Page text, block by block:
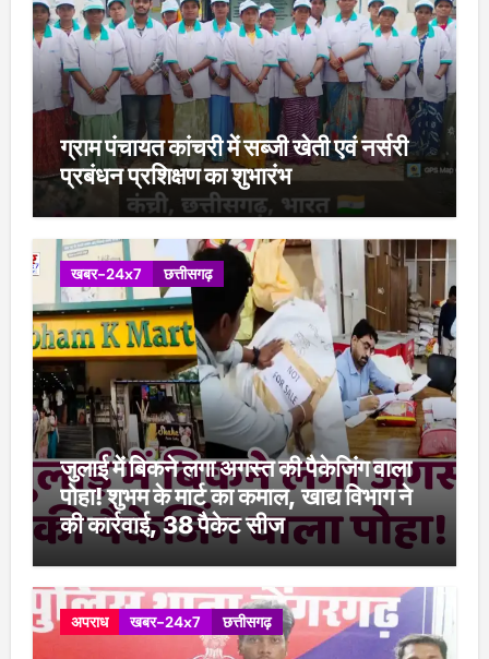
ग्राम पंचायत कांचरी में सब्जी खेती एवं नर्सरी
प्रबंधन प्रशिक्षण का शुभारंभ
खबर-24x7 छत्तीसगढ़
जुलाई में बिकने लगा अगस्त की पैकेजिंग वाला
पोहा! शुभम के मार्ट का कमाल, खाद्य विभाग ने
की कार्रवाई, 38 पैकेट सीज
अपराध खबर-24x7 छत्तीसगढ़